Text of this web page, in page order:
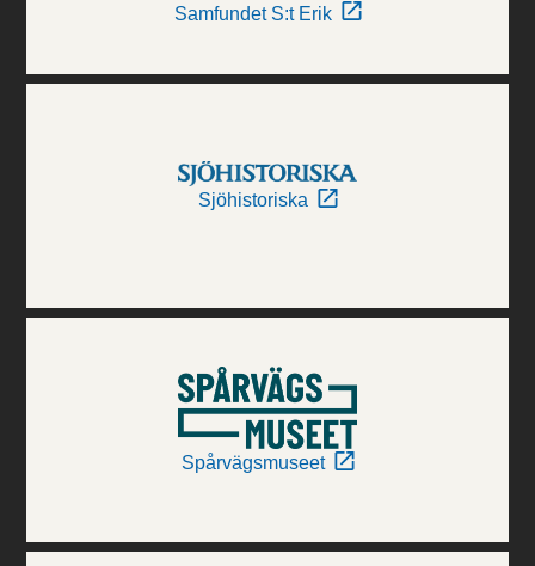
Samfundet S:t Erik
Sjöhistoriska
Spårvägsmuseet